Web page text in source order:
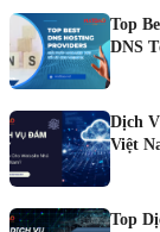
Top
DNS
Dịch
Việt
Top